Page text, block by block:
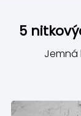
5
Jemná